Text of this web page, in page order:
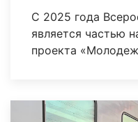
С 2025 года
является частью
проекта